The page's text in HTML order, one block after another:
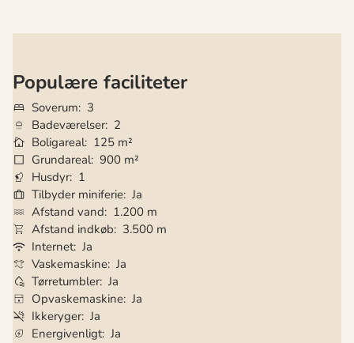
Populære faciliteter
Soverum
3
Badeværelser 2
Boligareal 125 m²
Grundareal 900 m²
Husdyr 1
Tilbyder miniferie Ja
Afstand vand
1.200 m
Afstand indkøb
3.500 m
Internet Ja
Vaskemaskine Ja
Tørretumbler Ja
Opvaskemaskine Ja
Ikkeryger Ja
Energivenligt Ja